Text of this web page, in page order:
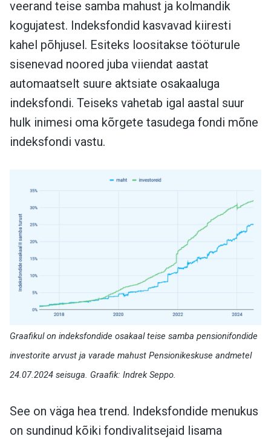
veerand teise samba mahust ja kolmandik
kogujatest. Indeksfondid kasvavad kiiresti
kahel põhjusel. Esiteks loositakse tööturule
sisenevad noored juba viiendat aastat
automaatselt suure aktsiate osakaaluga
indeksfondi. Teiseks vahetab igal aastal suur
hulk inimesi oma kõrgete tasudega fondi mõne
indeksfondi vastu.
Graafikul on indeksfondide osakaal teise samba pensionifondide
investorite arvust ja varade mahust Pensionikeskuse andmetel
24.07.2024 seisuga. Graafik: Indrek Seppo.
See on väga hea trend. Indeksfondide menukus
on sundinud kõiki fondivalitsejaid lisama